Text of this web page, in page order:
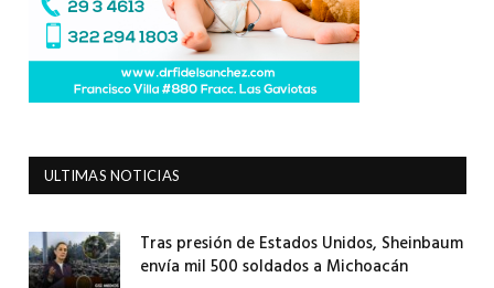
ULTIMAS NOTICIAS
Tras presión de Estados Unidos, Sheinbaum
envía mil 500 soldados a Michoacán